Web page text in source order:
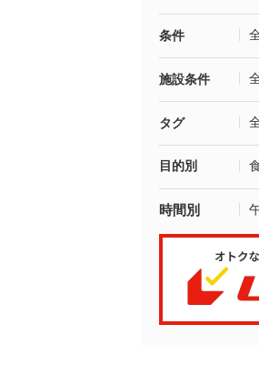
条件
施設条件
タグ
目的別
時間別